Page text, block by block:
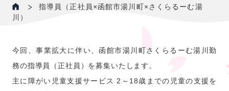
指導員（正社員×函館市湯川町×さくらるーむ湯
川）
今回、事業拡大に伴い、函館市湯川町さくらるーむ湯川勤
務の指導員（正社員）を募集いたします。
主に障がい児童支援サービス 2～18歳までの児童の支援を